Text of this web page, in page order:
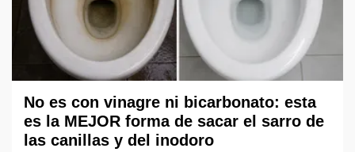
No es con vinagre ni bicarbonato: esta
es la MEJOR forma de sacar el sarro de
las canillas y del inodoro